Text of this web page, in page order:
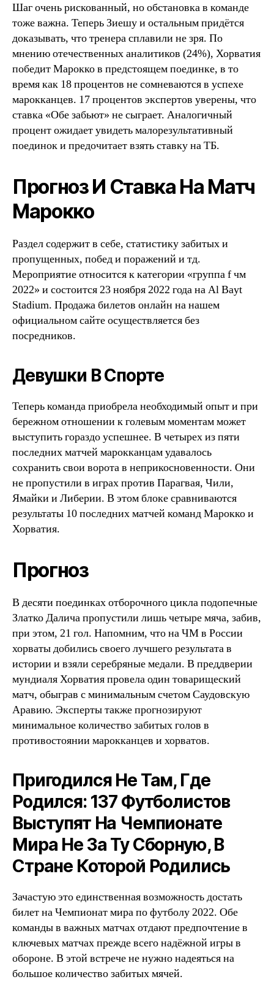
Шаг очень рискованный, но обстановка в команде
тоже важна. Теперь Зиешу и остальным придётся
доказывать, что тренера сплавили не зря. По
мнению отечественных аналитиков (24%), Хорватия
победит Марокко в предстоящем поединке, в то
время как 18 процентов не сомневаются в успехе
марокканцев. 17 процентов экспертов уверены, что
ставка «Обе забьют» не сыграет. Аналогичный
процент ожидает увидеть малорезультативный
поединок и предочитает взять ставку на ТБ.
Прогноз И Ставка На Матч
Марокко
Раздел содержит в себе, статистику забитых и
пропущенных, побед и поражений и тд.
Мероприятие относится к категории «группа f чм
2022» и состоится 23 ноября 2022 года на Al Bayt
Stadium. Продажа билетов онлайн на нашем
официальном сайте осуществляется без
посредников.
Девушки В Спорте
Теперь команда приобрела необходимый опыт и при
бережном отношении к голевым моментам может
выступить гораздо успешнее. В четырех из пяти
последних матчей марокканцам удавалось
сохранить свои ворота в неприкосновенности. Они
не пропустили в играх против Парагвая, Чили,
Ямайки и Либерии. В этом блоке сравниваются
результаты 10 последних матчей команд Марокко и
Хорватия.
Прогноз
В десяти поединках отборочного цикла подопечные
Златко Далича пропустили лишь четыре мяча, забив,
при этом, 21 гол. Напомним, что на ЧМ в России
хорваты добились своего лучшего результата в
истории и взяли серебряные медали. В преддверии
мундиаля Хорватия провела один товарищеский
матч, обыграв с минимальным счетом Саудовскую
Аравию. Эксперты также прогнозируют
минимальное количество забитых голов в
противостоянии марокканцев и хорватов.
Пригодился Не Там, Где
Родился: 137 Футболистов
Выступят На Чемпионате
Мира Не За Ту Сборную, В
Стране Которой Родились
Зачастую это единственная возможность достать
билет на Чемпионат мира по футболу 2022. Обе
команды в важных матчах отдают предпочтение в
ключевых матчах прежде всего надёжной игры в
обороне. В этой встрече не нужно надеяться на
большое количество забитых мячей.